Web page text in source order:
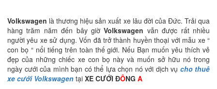
Volkswagen là thương hiệu sản xuất xe lâu đời của Đức. Trải qua
hàng trăm năm đến bây giờVolkswagen vẫn được rất nhiều
người yêu xe sử dụng. Vốn đã trở thành huyền thoại với mẫu xe “
con bọ “ nổi tiếng trên toàn thế giới. Nếu Bạn muốn yêu thích vẻ
đẹp của những chiếc xe con bọ này và muốn sở hữu nó trong
ngày cưới của mình bạn có thể lựa chọn nó với dịch vụ cho thuê
xe cưới Volkswagen tại XE CƯỚI ĐÔNG A